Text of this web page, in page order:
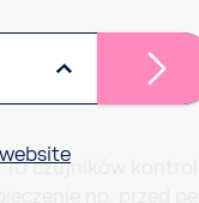
również
10 czuj­ników
np. przed